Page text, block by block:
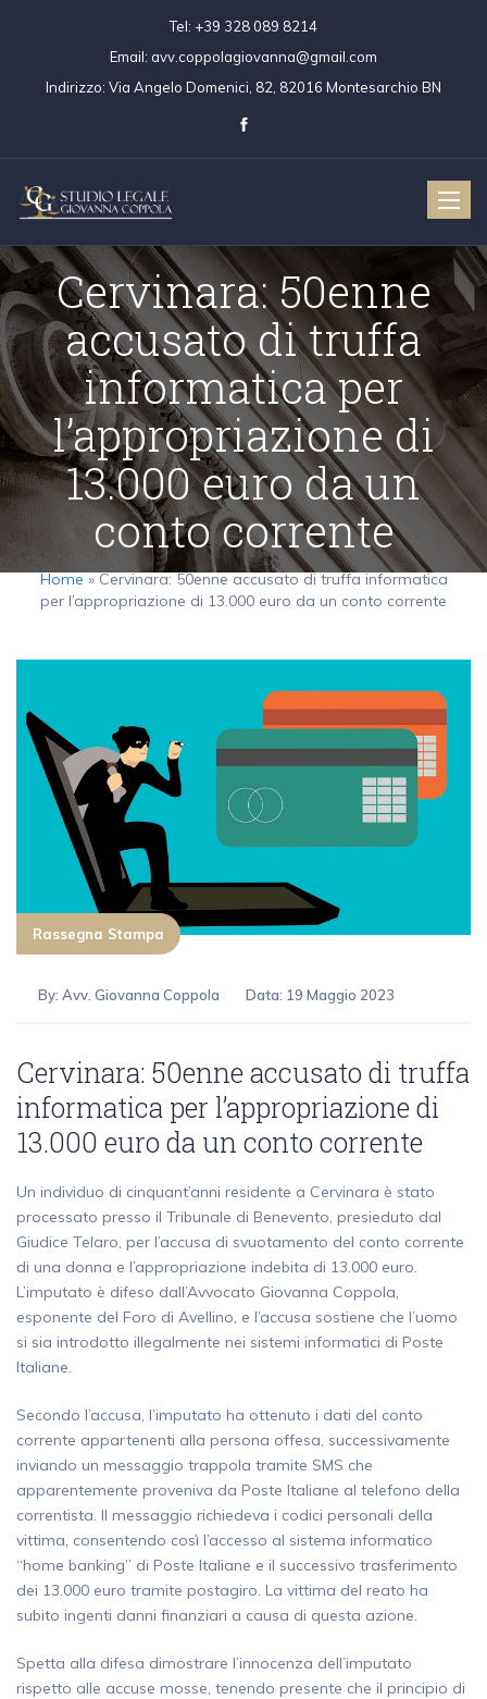
Tel: +39 328 089 8214
Email: avv.coppolagiovanna@gmail.com
Indirizzo: Via Angelo Domenici, 82, 82016 Montesarchio BN
Toggle
Cervinara: 50enne
accusato di truffa
informatica per
l’appropriazione di
13.000 euro da un
conto corrente
Home»Cervinara: 50enne accusato di truffa informatica
per l’appropriazione di 13.000 euro da un conto corrente
Rassegna Stampa
By: Avv. Giovanna Coppola Data: 19 Maggio 2023
Cervinara: 50enne accusato di truffa
informatica per l’appropriazione di
13.000 euro da un conto corrente
Un individuo di cinquant’anni residente a Cervinara è stato
processato presso il Tribunale di Benevento, presieduto dal
Giudice Telaro, per l’accusa di svuotamento del conto corrente
di una donna e l’appropriazione indebita di 13.000 euro.
L’imputato è difeso dall’Avvocato Giovanna Coppola,
esponente del Foro di Avellino, e l’accusa sostiene che l’uomo
si sia introdotto illegalmente nei sistemi informatici di Poste
Italiane.
Secondo l’accusa, l’imputato ha ottenuto i dati del conto
corrente appartenenti alla persona offesa, successivamente
inviando un messaggio trappola tramite SMS che
apparentemente proveniva da Poste Italiane al telefono della
correntista. Il messaggio richiedeva i codici personali della
vittima, consentendo così l’accesso al sistema informatico
“home banking” di Poste Italiane e il successivo trasferimento
dei 13.000 euro tramite postagiro. La vittima del reato ha
subito ingenti danni finanziari a causa di questa azione.
Spetta alla difesa dimostrare l’innocenza dell’imputato
rispetto alle accuse mosse, tenendo presente che il principio di